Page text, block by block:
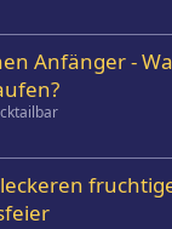
Anfänger -